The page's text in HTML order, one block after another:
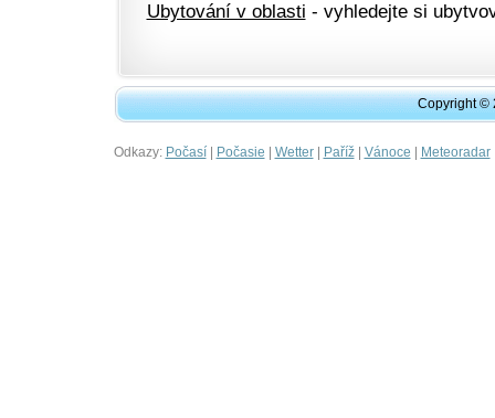
Ubytování v oblasti - vyhledejte si
Copyright ©
Odkazy: Počasí| Počasie | Wetter| Paříž| Vánoce | Meteoradar